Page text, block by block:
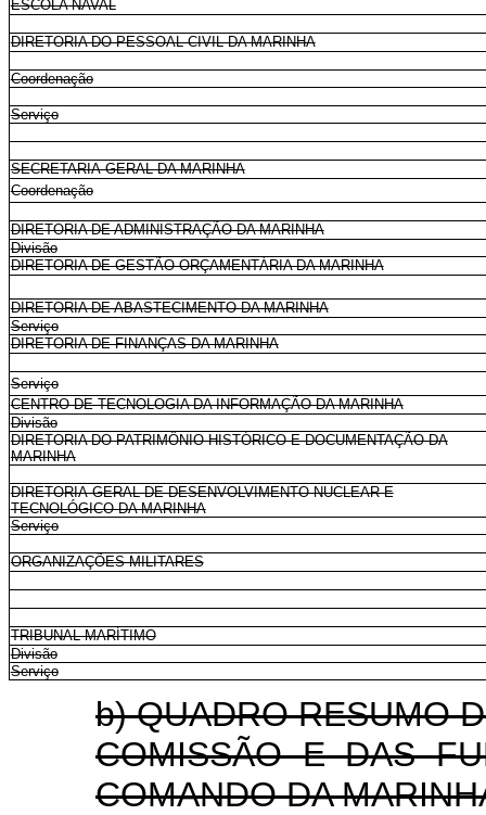
ESCOLA NAVAL
DIRETORIA DO PESSOAL CIVIL DA MARINHA
Coordenação
Serviço
SECRETARIA-GERAL DA MARINHA
Coordenação
DIRETORIA DE ADMINISTRAÇÃO DA MARINHA
Divisão
DIRETORIA DE GESTÃO ORÇAMENTÁRIA DA MARINHA
DIRETORIA DE ABASTECIMENTO DA MARINHA
Serviço
DIRETORIA DE FINANÇAS DA MARINHA
Serviço
CENTRO DE TECNOLOGIA DA INFORMAÇÃO DA MARINHA
Divisão
DIRETORIA DO PATRIMÔNIO HISTÓRICO E DOCUMENTAÇÃO DA
MARINHA
DIRETORIA-GERAL DE DESENVOLVIMENTO NUCLEAR E
TECNOLÓGICO DA MARINHA
Serviço
ORGANIZAÇÕES MILITARES
TRIBUNAL MARÍTIMO
Divisão
Serviço
b) QUADRO RESUMO
COMISSÃO E DAS
COMANDO DA